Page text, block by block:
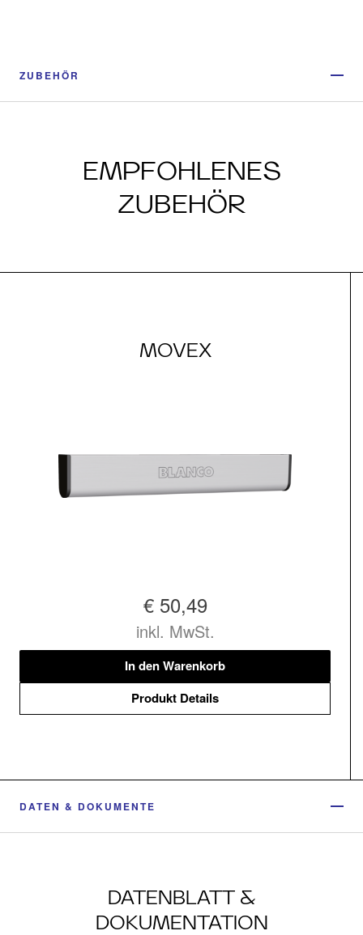
ZUBEHÖR
EMPFOHLENES
ZUBEHÖR
MOVEX
€ 50,49
inkl. MwSt.
In den Warenkorb
Produkt Details
DATEN & DOKUMENTE
DATENBLATT &
DOKUMENTATION